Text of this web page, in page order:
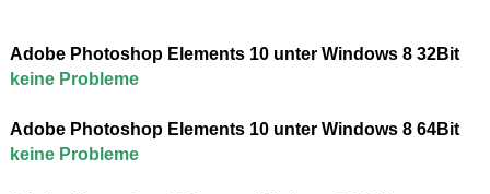
Adobe Photoshop Elements 10 unter Windows 8 32Bit
keine Probleme
Adobe Photoshop Elements 10 unter Windows 8 64Bit
keine Probleme